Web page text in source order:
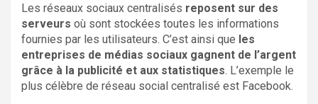
Les réseaux sociaux centralisés reposent sur des
serveurs où sont stockées toutes les informations
fournies par les utilisateurs. C’est ainsi que les
entreprises de médias sociaux gagnent de l’argent
grâce à la publicité et aux statistiques. L’exemple le
plus célèbre de réseau social centralisé est Facebook.